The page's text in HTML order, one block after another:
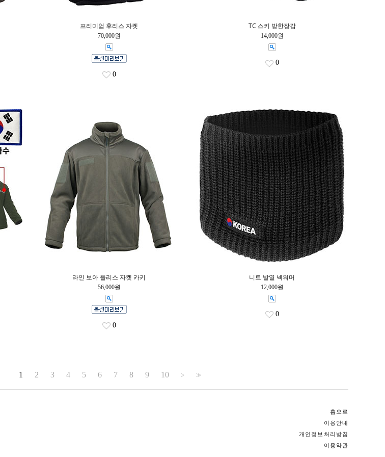
프리미엄 후리스 자켓
70,000원
0
TC 스키 방한장갑
14,000원
0
라인 보아 플리스 자켓 카키
56,000원
0
니트 발열 넥워머
12,000원
0
1 2 3 4 5 6 7 8 9 10 > >>
홈으로
이용안내
개인정보처리방침
이용약관